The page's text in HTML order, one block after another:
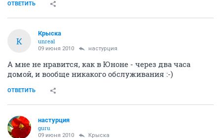
ОТВЕТИТЬ
К
Крыска
unreal
09 июня 2010 настурция
А мне не нравится, как в Юноне - через два часа
домой, и вообще никакого обслуживания :-)
ОТВЕТИТЬ
настурция
guru
09 июня 2010 Крыска